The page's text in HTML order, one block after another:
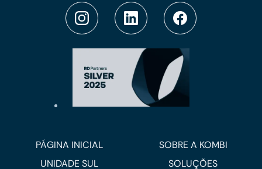
PÁGINA INICIAL
SOBRE A KOMBI
UNIDADE SUL
SOLUÇÕES